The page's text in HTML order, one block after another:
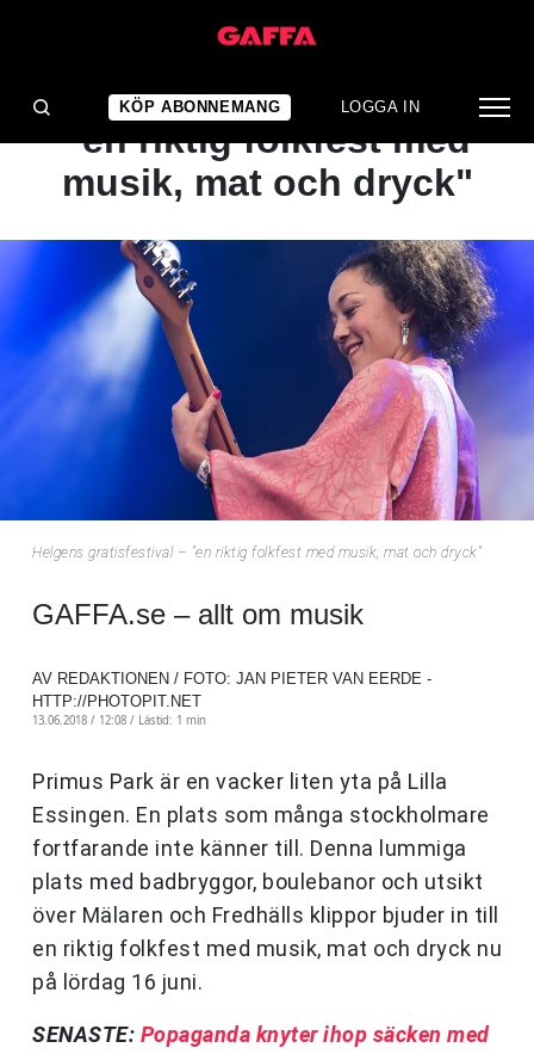
KÖP ABONNEMANG LOGGA IN
NYHET
Helgens gratisfestival –
"en riktig folkfest med
musik, mat och dryck"
Helgens gratisfestival – "en riktig folkfest med musik, mat och dryck"
GAFFA.se – allt om musik
AV REDAKTIONEN / FOTO: JAN PIETER VAN EERDE -
HTTP://PHOTOPIT.NET
13.06.2018 / 12:08 / Lästid: 1 min
Primus Park är en vacker liten yta på Lilla
Essingen. En plats som många stockholmare
fortfarande inte känner till. Denna lummiga
plats med badbryggor, boulebanor och utsikt
över Mälaren och Fredhälls klippor bjuder in till
en riktig folkfest med musik, mat och dryck nu
på lördag 16 juni.
SENASTE: Popaganda knyter ihop säcken med